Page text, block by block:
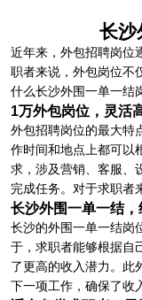
长沙
近年来，外包招聘岗位
职者来说，外包岗位不
什么长沙外围一单一结
1万外包岗位，灵活
外包招聘岗位的最大特
作时间和地点上都可以
求，涉及营销、客服、
完成任务。对于求职者
长沙外围一单一结
长沙的外围一单一结岗
于，求职者能够根据自
了更高的收入潜力。此
下一项工作，确保了收